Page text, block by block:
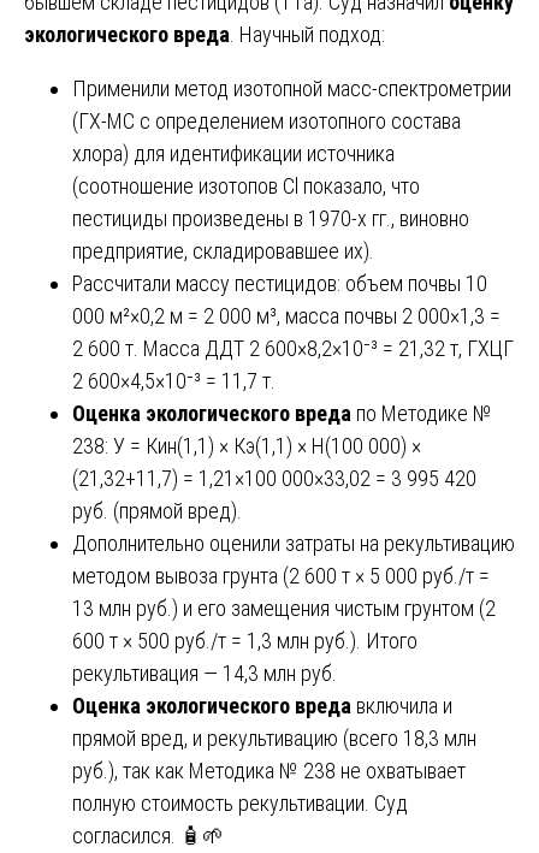
экологического вреда . Научный подход:
Применили метод изотопной масс-спектрометрии
(ГХ-МС с определением изотопного состава
хлора) для идентификации источника
(соотношение изотопов Cl показало, что
пестициды произведены в 1970-х гг., виновно
предприятие, складировавшее их).
Рассчитали массу пестицидов: объем почвы 10
000 м²×0,2 м = 2 000 м³, масса почвы 2 000×1,3 =
2 600 т. Масса ДДТ 2 600×8,2×10⁻³ = 21,32 т, ГХЦГ
2 600×4,5×10⁻³ = 11,7 т.
Оценка экологического вреда по Методике №
238: У = Кин(1,1) × Кэ(1,1) × Н(100 000) ×
(21,32+11,7) = 1,21×100 000×33,02 = 3 995 420
руб. (прямой вред).
Дополнительно оценили затраты на рекультивацию
методом вывоза грунта (2 600 т × 5 000 руб./т =
13 млн руб.) и его замещения чистым грунтом (2
600 т × 500 руб./т = 1,3 млн руб.). Итого
рекультивация — 14,3 млн руб.
Оценка экологического вреда включила и
прямой вред, и рекультивацию (всего 18,3 млн
руб.), так как Методика № 238 не охватывает
полную стоимость рекультивации. Суд
согласился. 🧴🌱